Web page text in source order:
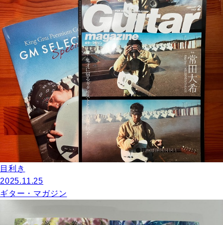
目利き
2025.11.25
ギター・マガジン